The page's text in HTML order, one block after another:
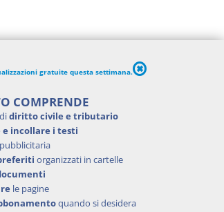
gratuite questa settimana.
COMPRENDE
diritto civile e tributario
e incollare i testi
organizzati in cartelle
le pagine
quando si desidera